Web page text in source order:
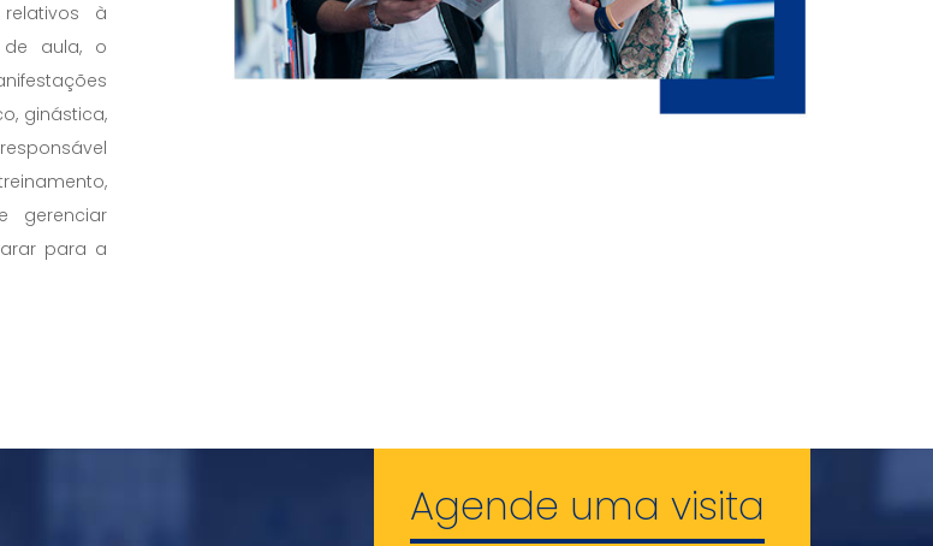
à
de aula, o
ginástica,
gerenciar
para a
Agende uma visita